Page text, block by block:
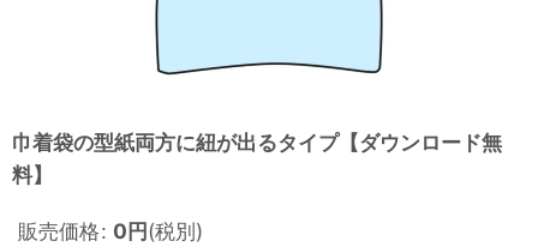
巾着袋の型紙両方に紐が出るタイプ【ダウンロード無
料】
販売価格: 0円(税別)